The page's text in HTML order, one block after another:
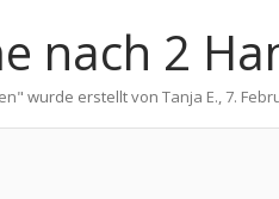
nach 2
" wurde erstellt von Tanja E., 7.